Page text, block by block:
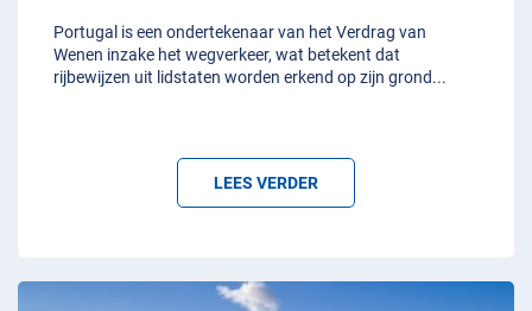
Portugal is een ondertekenaar van het Verdrag van
Wenen inzake het wegverkeer, wat betekent dat
rijbewijzen uit lidstaten worden erkend op zijn grond...
LEES VERDER